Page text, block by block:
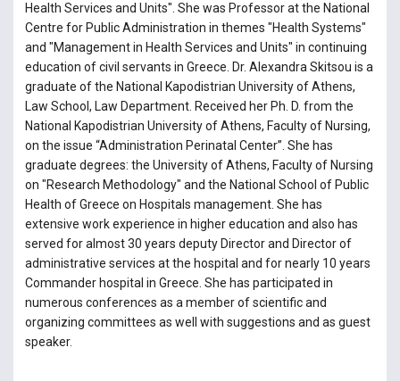
Health Services and Units". She was Professor at the National
Centre for Public Administration in themes "Health Systems"
and "Management in Health Services and Units" in continuing
education of civil servants in Greece. Dr. Alexandra Skitsou is a
graduate of the National Kapodistrian University of Athens,
Law School, Law Department. Received her Ph. D. from the
National Kapodistrian University of Athens, Faculty of Nursing,
on the issue “Administration Perinatal Center”. She has
graduate degrees: the University of Athens, Faculty of Nursing
on "Research Methodology" and the National School of Public
Health of Greece on Hospitals management. She has
extensive work experience in higher education and also has
served for almost 30 years deputy Director and Director of
administrative services at the hospital and for nearly 10 years
Commander hospital in Greece. She has participated in
numerous conferences as a member of scientific and
organizing committees as well with suggestions and as guest
speaker.